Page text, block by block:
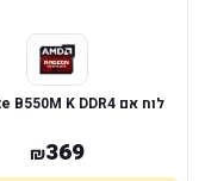
לוח אם Gigabyte B550M K DDR4
₪369